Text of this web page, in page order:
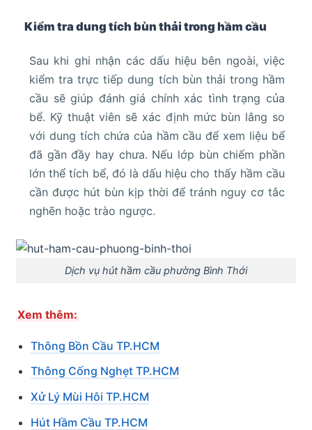
Kiểm tra dung tích bùn thải trong hầm cầu
Sau khi ghi nhận các dấu hiệu bên ngoài, việc
kiểm tra trực tiếp dung tích bùn thải trong hầm
cầu sẽ giúp đánh giá chính xác tình trạng của
bể. Kỹ thuật viên sẽ xác định mức bùn lắng so
với dung tích chứa của hầm cầu để xem liệu bể
đã gần đầy hay chưa. Nếu lớp bùn chiếm phần
lớn thể tích bể, đó là dấu hiệu cho thấy hầm cầu
cần được hút bùn kịp thời để tránh nguy cơ tắc
nghẽn hoặc trào ngược.
Dịch vụ hút hầm cầu phường Bình Thới
Xem thêm:
Thông Bồn Cầu TP.HCM
Thông Cống Nghẹt TP.HCM
Xử Lý Mùi Hôi TP.HCM
Hút Hầm Cầu TP.HCM